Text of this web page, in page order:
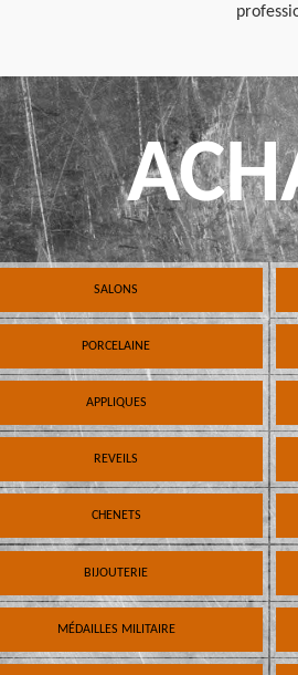
SALONS
PORCELAINE
APPLIQUES
REVEILS
CHENETS
BIJOUTERIE
MÉDAILLES MILITAIRE